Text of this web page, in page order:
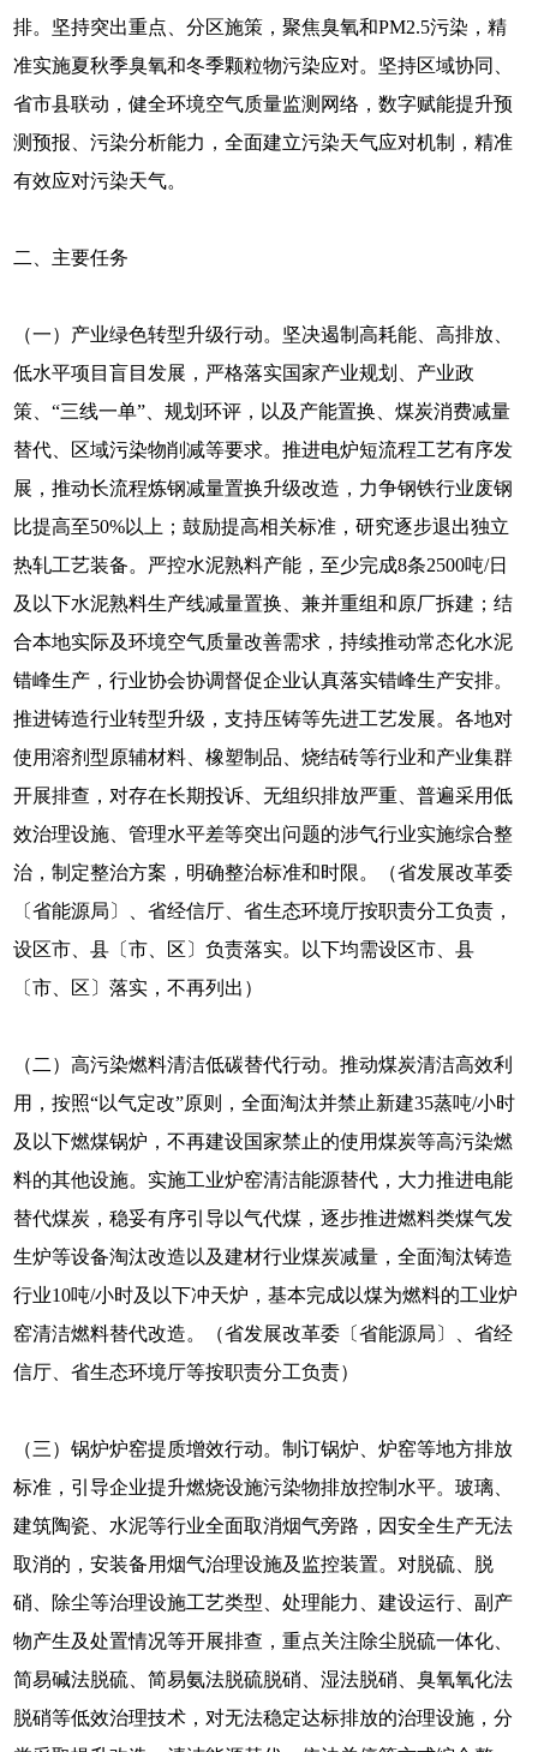
排。坚持突出重点、分区施策，聚焦臭氧和PM2.5污染，精
准实施夏秋季臭氧和冬季颗粒物污染应对。坚持区域协同、
省市县联动，健全环境空气质量监测网络，数字赋能提升预
测预报、污染分析能力，全面建立污染天气应对机制，精准
有效应对污染天气。
二、主要任务
（一）产业绿色转型升级行动。坚决遏制高耗能、高排放、
低水平项目盲目发展，严格落实国家产业规划、产业政
策、“三线一单”、规划环评，以及产能置换、煤炭消费减量
替代、区域污染物削减等要求。推进电炉短流程工艺有序发
展，推动长流程炼钢减量置换升级改造，力争钢铁行业废钢
比提高至50%以上；鼓励提高相关标准，研究逐步退出独立
热轧工艺装备。严控水泥熟料产能，至少完成8条2500吨/日
及以下水泥熟料生产线减量置换、兼并重组和原厂拆建；结
合本地实际及环境空气质量改善需求，持续推动常态化水泥
错峰生产，行业协会协调督促企业认真落实错峰生产安排。
推进铸造行业转型升级，支持压铸等先进工艺发展。各地对
使用溶剂型原辅材料、橡塑制品、烧结砖等行业和产业集群
开展排查，对存在长期投诉、无组织排放严重、普遍采用低
效治理设施、管理水平差等突出问题的涉气行业实施综合整
治，制定整治方案，明确整治标准和时限。（省发展改革委
〔省能源局〕、省经信厅、省生态环境厅按职责分工负责，
设区市、县〔市、区〕负责落实。以下均需设区市、县
〔市、区〕落实，不再列出）
（二）高污染燃料清洁低碳替代行动。推动煤炭清洁高效利
用，按照“以气定改”原则，全面淘汰并禁止新建35蒸吨/小时
及以下燃煤锅炉，不再建设国家禁止的使用煤炭等高污染燃
料的其他设施。实施工业炉窑清洁能源替代，大力推进电能
替代煤炭，稳妥有序引导以气代煤，逐步推进燃料类煤气发
生炉等设备淘汰改造以及建材行业煤炭减量，全面淘汰铸造
行业10吨/小时及以下冲天炉，基本完成以煤为燃料的工业炉
窑清洁燃料替代改造。（省发展改革委〔省能源局〕、省经
信厅、省生态环境厅等按职责分工负责）
（三）锅炉炉窑提质增效行动。制订锅炉、炉窑等地方排放
标准，引导企业提升燃烧设施污染物排放控制水平。玻璃、
建筑陶瓷、水泥等行业全面取消烟气旁路，因安全生产无法
取消的，安装备用烟气治理设施及监控装置。对脱硫、脱
硝、除尘等治理设施工艺类型、处理能力、建设运行、副产
物产生及处置情况等开展排查，重点关注除尘脱硫一体化、
简易碱法脱硫、简易氨法脱硫脱硝、湿法脱硝、臭氧氧化法
脱硝等低效治理技术，对无法稳定达标排放的治理设施，分